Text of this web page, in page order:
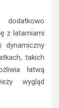
z latarniami
dynamiczny
takich
łatwą
wygląd